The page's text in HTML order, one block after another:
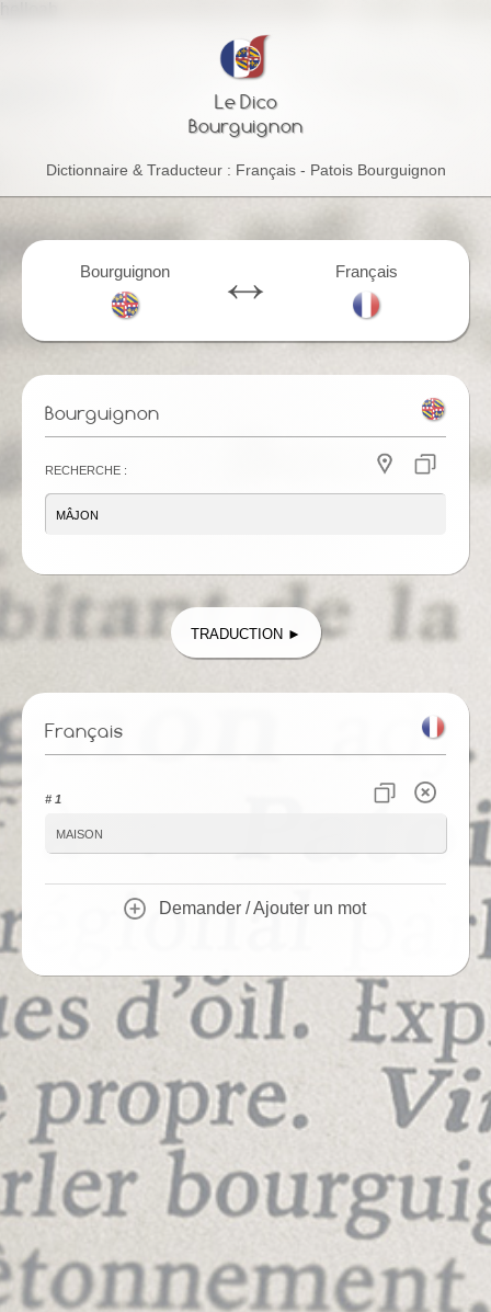
Le Dico
Bourguignon
Dictionnaire & Traducteur : Français - Patois Bourguignon
Bourguignon Français
Traduction ►
Français
# 1
maison
Demander / Ajouter un mot
Bourguignon
Recherche :